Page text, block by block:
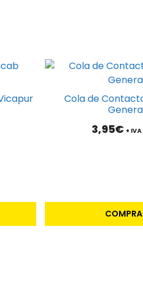
Cola de
3,95€ +